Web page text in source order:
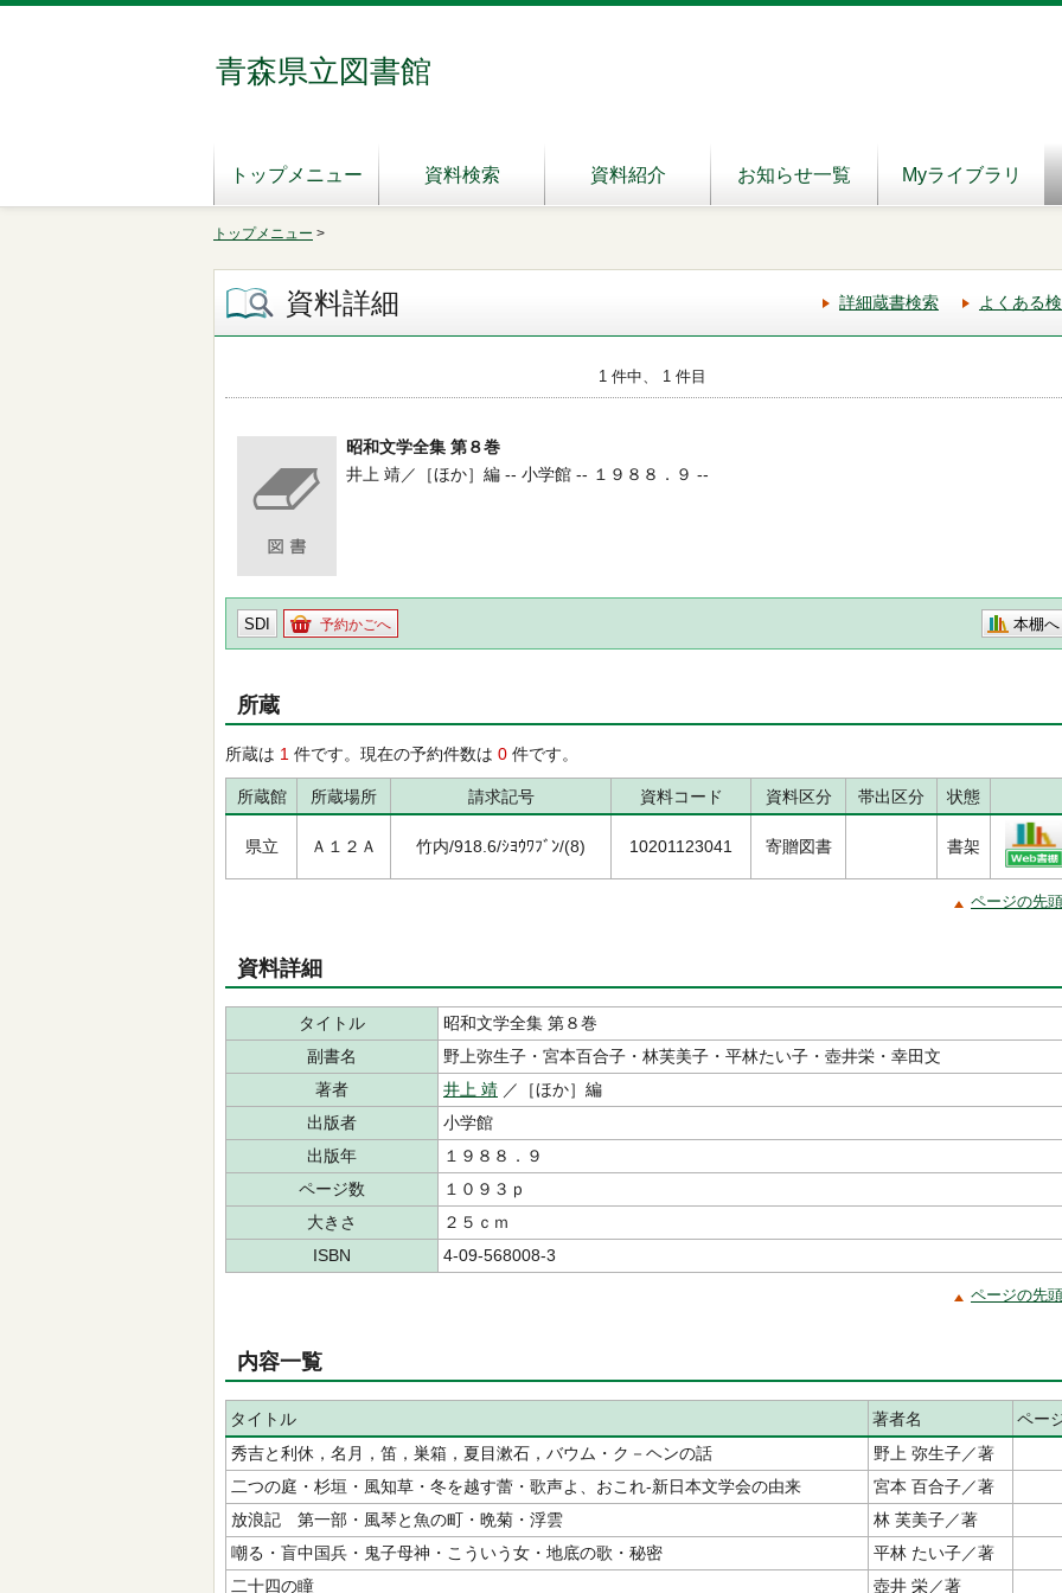
青森県立図書館
トップメニュー 資料検索 資料紹介 お知らせ一覧 Myライブラリ
トップメニュー >
資料詳細 詳細蔵書検索 よくある
1 件中、 1 件目
昭和文学全集 第８巻
井上 靖／［ほか］編 -- 小学館 -- １９８８．９ --
SDI 予約かごへ 本棚へ
所蔵
所蔵は 1 件です。現在の予約件数は 0 件です。
所蔵館 所蔵場所 請求記号 資料コード 資料区分 帯出区分 状態
県立 Ａ１２Ａ 竹内/918.6/ｼﾖｳﾜﾌﾞﾝ/(8) 10201123041 寄贈図書 書架
ページの先
資料詳細
タイトル
昭和文学全集 第８巻
副書名
野上弥生子・宮本百合子・林芙美子・平林たい子・壺井栄・幸田文
著者
井上 靖 ／［ほか］編
出版者
小学館
出版年
１９８８．９
ページ数
１０９３ｐ
大きさ
２５ｃｍ
ISBN
4-09-568008-3
ページの先
内容一覧
タイトル 著者名
ペー
秀吉と利休，名月，笛，巣箱，夏目漱石，バウム・ク－ヘンの話
野上 弥生子／著
二つの庭・杉垣・風知草・冬を越す蕾・歌声よ、おこれ‐新日本文学会の由来
宮本 百合子／著
放浪記 第一部・風琴と魚の町・晩菊・浮雲
林 芙美子／著
嘲る・盲中国兵・鬼子母神・こういう女・地底の歌・秘密
平林 たい子／著
二十四の瞳
壺井 栄／著